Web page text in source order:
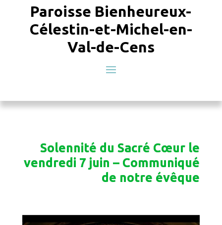
Paroisse Bienheureux-
Célestin-et-Michel-en-
Val-de-Cens
Solennité du Sacré Cœur le
vendredi 7 juin – Communiqué
de notre évêque